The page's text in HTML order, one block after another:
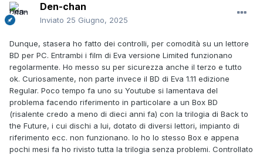
Den-chan
Inviato 25 Giugno, 2025
Dunque, stasera ho fatto dei controlli, per comodità su un lettore
BD per PC. Entrambi i film di Eva versione Limited funzionano
regolarmente. Ho messo su per sicurezza anche il terzo e tutto
ok. Curiosamente, non parte invece il BD di Eva 1.11 edizione
Regular. Poco tempo fa uno su Youtube si lamentava del
problema facendo riferimento in particolare a un Box BD
(risalente credo a meno di dieci anni fa) con la trilogia di Back to
the Future, i cui dischi a lui, dotato di diversi lettori, impianto di
riferimento ecc. non funzionano. Io ho lo stesso Box e appena
pochi mesi fa ho rivisto tutta la trilogia senza problemi. Controllato